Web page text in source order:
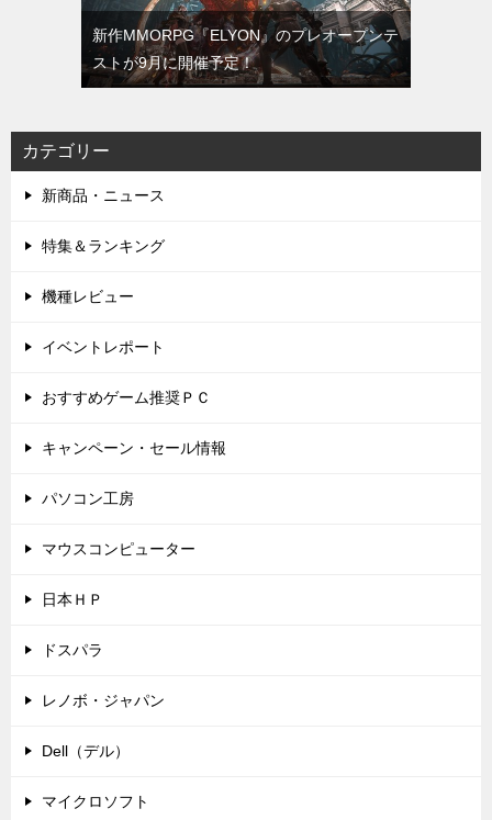
新作MMORPG『ELYON』のプレオープンテ
ストが9月に開催予定！
カテゴリー
新商品・ニュース
特集＆ランキング
機種レビュー
イベントレポート
おすすめゲーム推奨ＰＣ
キャンペーン・セール情報
パソコン工房
マウスコンピューター
日本ＨＰ
ドスパラ
レノボ・ジャパン
Dell（デル）
マイクロソフト